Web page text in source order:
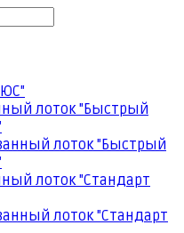
лоток "Быстрый
лоток "Быстрый
лоток "Стандарт
лоток "Стандарт